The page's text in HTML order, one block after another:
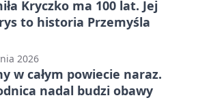
Kryczko ma 100 lat. Jej
to historia Przemyśla
2026
w całym powiecie naraz.
nadal budzi obawy